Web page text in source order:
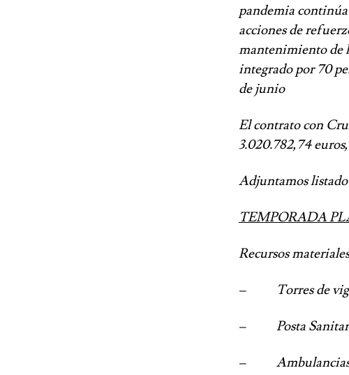
pandemia
acciones de
mantenimiento de
integrado por 70
de junio
El contrato con
3.020.782,74
Adjuntamos
TEMPORADA
Recursos
– Torres de
– Posta Sanitaria:
– Ambulancias: 7